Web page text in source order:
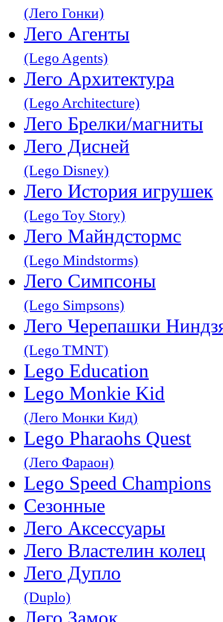
(Лего Гонки)
Лего Агенты
(Lego Agents)
Лего Архитектура
(Lego Architecture)
Лего Брелки/магниты
Лего Дисней
(Lego Disney)
Лего История игрушек
(Lego Toy Story)
Лего Майндстормс
(Lego Mindstorms)
Лего Симпсоны
(Lego Simpsons)
Лего Черепашки
(Lego TMNT)
Lego Education
Lego Monkie Kid
(Лего Монки Кид)
Lego Pharaohs Quest
(Лего Фараон)
Lego Speed Champions
Сезонные
Лего Аксессуары
Лего Властелин колец
Лего Дупло
(Duplo)